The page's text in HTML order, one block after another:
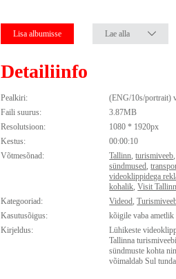
Lisa albumisse Lae alla
Detailiinfo
Pealkiri:
(ENG/10s/portrait)
Faili suurus:
3.87MB
Resolutsioon:
1080 * 1920px
Kestus:
00:00:10
Võtmesõnad:
Tallinn,turismiveeb
sündmused,
videoklippidega
kohalik,Visit
Kategooriad:
Videod,
Kasutusõigus:
kõigile vaba
Kirjeldus:
Lühikeste
Tallinna
sündmuste kohta
võimaldab Sul